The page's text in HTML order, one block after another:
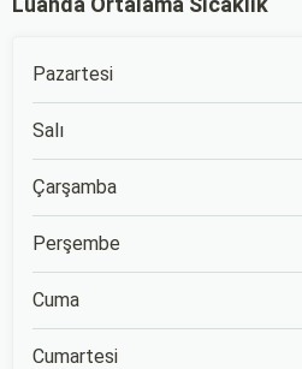
Pazartesi
Salı
Çarşamba
Perşembe
Cuma
Cumartesi